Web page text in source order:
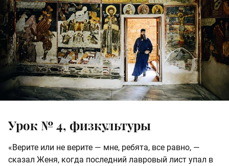
Урок № 4, физкультуры
«Верите или не верите — мне, ребята, все равно, —
сказал Женя, когда последний лавровый лист упал в